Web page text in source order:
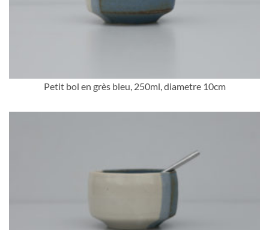
Petit bol en grès bleu, 250ml, diametre 10cm